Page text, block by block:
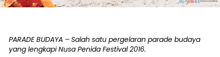
PARADE BUDAYA – Salah satu pergelaran parade budaya
yang lengkapi Nusa Penida Festival 2016.